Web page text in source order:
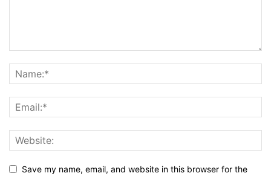
Save my name, email, and website in this browser for the